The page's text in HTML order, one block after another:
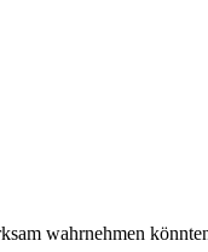
wahrnehmen